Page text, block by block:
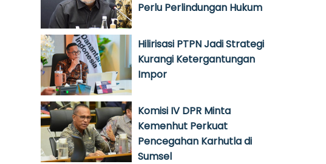
Perlu Perlindungan Hukum
Hilirisasi PTPN Jadi Strategi
Kurangi Ketergantungan
Impor
Komisi IV DPR Minta
Kemenhut Perkuat
Pencegahan Karhutla di
Sumsel